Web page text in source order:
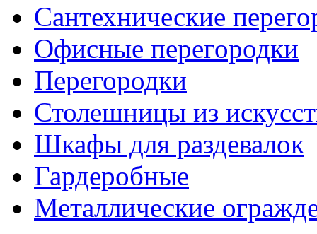
Сантехнические
Офисные перегородки
Перегородки
Столешницы из
Шкафы для раздевалок
Гардеробные
Металлические